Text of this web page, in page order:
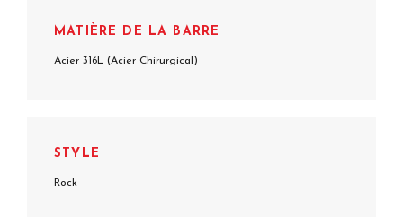
MATIÈRE DE LA BARRE
Acier 316L (Acier Chirurgical)
STYLE
Rock